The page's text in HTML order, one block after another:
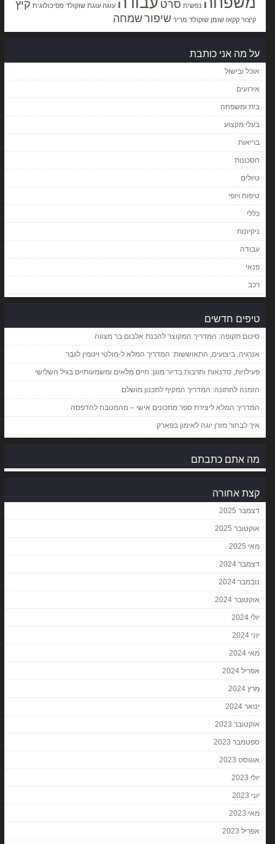
נפשית סרט עוגה עוגת שוקולד פסיכולוגית קיץ
קיצור קקאו שומן שוקולד מריר שיפורשמחה
על מה אני כותבת
אוכל ובישול
אירועים
בית ומשפחה
בעלי מקצוע
בריאות
חסכונות
טיולים
טיפוח ויופי
כללי
ניקיונות
עבודה
פנאי
רכב
טיפים חדשים
סיכום תקופה: המדריך המקוצר להכנת אלבום בר מצווה
אנרגיה, ביצועים, התאוששות: המדריך המלא ל-מולטי ויטמין לגבר
פעילויות, סדנאות ותרבות בדיור מוגן: חיים מלאים ומשמעותיים בגיל השלישי
הזמנה לחתונה: המדריך המקיף לתכנון מושלם
המדריך המלא ליצירת ספר מתכונים אישי – מהמטבח להדפסה
איך לבחור מזרן יוגה לאימון בפארק
מה אתם כתבתם
קצת אחורה
דצמבר 2025
אוקטובר 2025
מאי 2025
דצמבר 2024
נובמבר 2024
אוקטובר 2024
יולי 2024
יוני 2024
מאי 2024
אפריל 2024
מרץ 2024
ינואר 2024
אוקטובר 2023
ספטמבר 2023
אוגוסט 2023
יולי 2023
יוני 2023
מאי 2023
אפריל 2023